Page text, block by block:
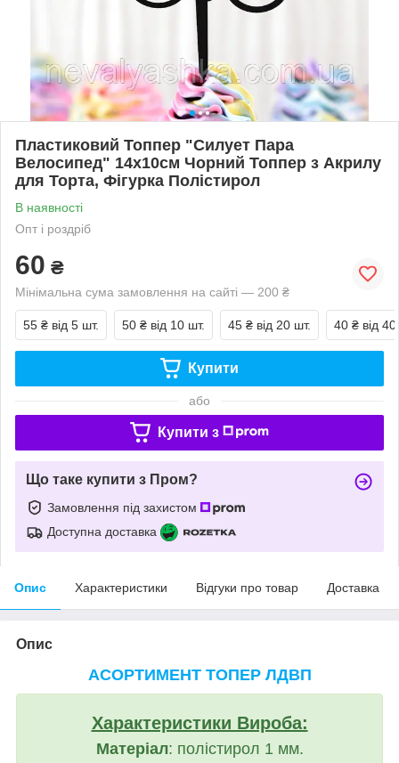
Пластиковий Топпер "Силует Пара
Велосипед" 14х10cм Чорний Топпер з Акрилу
для Торта, Фігурка Полістирол
В наявності
Опт і роздріб
60 ₴
Мінімальна сума замовлення на сайті — 200 ₴
55 ₴ від 5 шт. 50 ₴ від 10 шт. 45 ₴ від 20 шт. 40 ₴ від
Купити
або
Купити з
Що таке купити з Пром?
Замовлення під захистом
Доступна доставка
Опис Характеристики Відгуки про товар Доставка
Опис
АСОРТИМЕНТ ТОПЕР ЛДВП
Характеристики Вироба:
Матеріал: полістирол 1 мм.